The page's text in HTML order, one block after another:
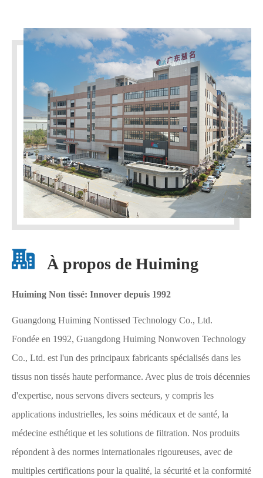
À propos de Huiming
Huiming Non tissé: Innover depuis 1992
Guangdong Huiming Nontissed Technology Co., Ltd.
Fondée en 1992, Guangdong Huiming Nonwoven Technology
Co., Ltd. est l'un des principaux fabricants spécialisés dans les
tissus non tissés haute performance. Avec plus de trois décennies
d'expertise, nous servons divers secteurs, y compris les
applications industrielles, les soins médicaux et de santé, la
médecine esthétique et les solutions de filtration. Nos produits
répondent à des normes internationales rigoureuses, avec de
multiples certifications pour la qualité, la sécurité et la conformité